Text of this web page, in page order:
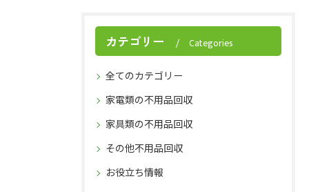
カテゴリー Categories
全てのカテゴリー
家電類の不用品回収
家具類の不用品回収
その他不用品回収
お役立ち情報